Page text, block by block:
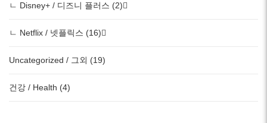
ㄴ Disney+ / 디즈니 플러스 (2)
ㄴ Netflix / 넷플릭스 (16)
Uncategorized / 그외 (19)
건강 / Health (4)